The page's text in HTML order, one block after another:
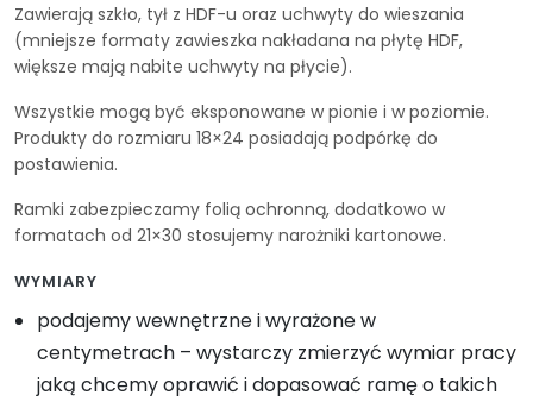
Zawierają szkło, tył z HDF-u oraz uchwyty do wieszania
(mniejsze formaty zawieszka nakładana na płytę HDF,
większe mają nabite uchwyty na płycie).
Wszystkie mogą być eksponowane w pionie i w poziomie.
Produkty do rozmiaru 18×24 posiadają podpórkę do
postawienia.
Ramki zabezpieczamy folią ochronną, dodatkowo w
formatach od 21×30 stosujemy narożniki kartonowe.
WYMIARY
podajemy wewnętrzne i wyrażone w
centymetrach – wystarczy zmierzyć wymiar pracy
jaką chcemy oprawić i dopasować ramę o takich